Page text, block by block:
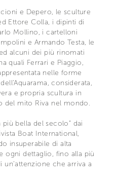
e Depero, le sculture
Ettore Colla, i dipinti di
Mollino, i cartelloni
e Armando Testa, le
alcuni dei più rinomati
quali Ferrari e Piaggio,
nelle forme
considerata,
e propria scultura in
del mito Riva nel mondo.
bella del secolo” dai
Boat International,
insuperabile di alta
ogni dettaglio, fino alla più
che arriva a